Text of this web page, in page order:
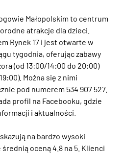
Małopolskim to centrum
atrakcje dla dzieci.
Rynek 17 i jest otwarte w
tygodnia, oferując zabawy
(od 13:00/14:00 do 20:00)
Można się z nimi
pod numerem 534 907 527.
profil na Facebooku, gdzie
i aktualności.
na bardzo wysoki
oceną 4.8 na 5. Klienci